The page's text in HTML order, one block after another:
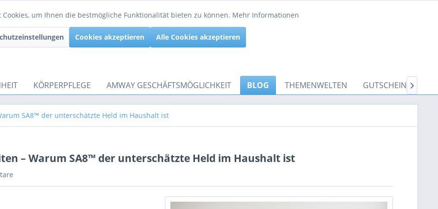
KÖRPERPFLEGE AMWAY GESCHÄFTSMÖGLICHKEIT BLOG THEMENWELTEN GUTSCHEINE
SA8™ der unterschätzte Held im Haushalt ist
– Warum SA8™ der unterschätzte Held im Haushalt ist
Cookies, um Ihnen die bestmögliche Funktionalität bieten zu können. Mehr Informationen
Cookies akzeptieren Alle Cookies akzeptieren